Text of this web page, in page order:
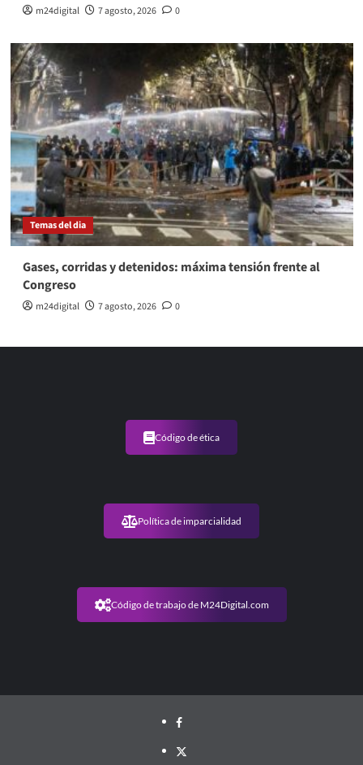
m24digital 7 agosto, 2026 0
Temas del dia
Gases, corridas y detenidos: máxima tensión frente al
Congreso
m24digital 7 agosto, 2026 0
Código de ética
Política de imparcialidad
Código de trabajo de M24Digital.com